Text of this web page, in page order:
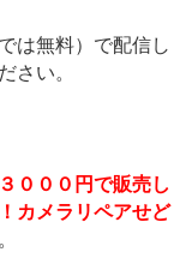
は無料）で配信し
さい。
０００円で販売し
カメラリペアせど
。